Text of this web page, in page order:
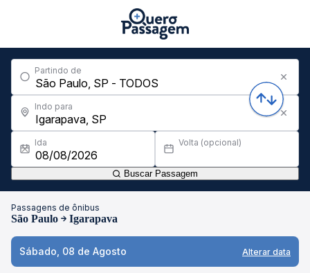
Partindo de
Indo para
Ida Volta (opcional)
Buscar Passagem
Passagens de ônibus
São Paulo Igarapava
Sábado, 08 de Agosto Alterar data